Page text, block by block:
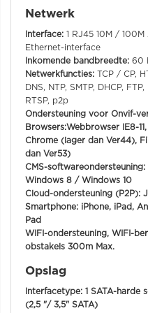
Netwerk
Interface: 1 RJ45 10M /
Ethernet-interface
Inkomende bandbreedte: 60
Netwerkfuncties: TCP / CP,
DNS, NTP, SMTP, DHCP, FTP,
RTSP, p2p
Ondersteuning voor Onvif-
Browsers:Webbrowser IE8-
Chrome (lager dan Ver44),
dan Ver53)
CMS-softwareondersteuning:
Windows 8 / Windows 10
Cloud-ondersteuning (P2P):
Smartphone: iPhone, iPad,
Pad
WIFI-ondersteuning, WIFI-
obstakels 300m Max.
Opslag
Interfacetype: 1 SATA-harde
(2,5 "/ 3,5" SATA)